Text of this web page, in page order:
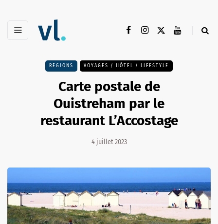
RÉGIONS VOYAGES / HÔTEL / LIFESTYLE
Carte postale de
Ouistreham par le
restaurant L’Accostage
4 juillet 2023